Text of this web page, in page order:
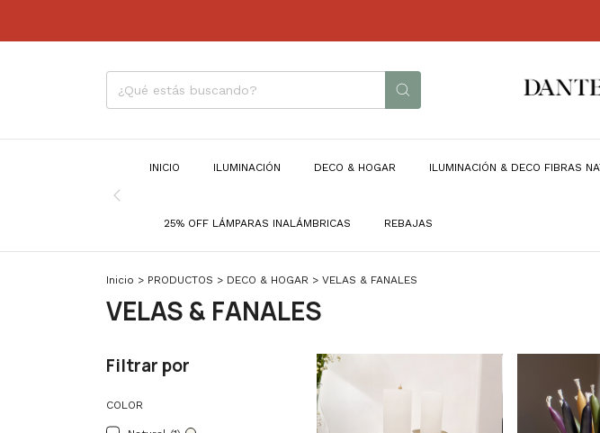
INICIO ILUMINACIÓN DECO & HOGAR ILUMINACIÓN & DECO FIBRAS
25% OFF LÁMPARAS INALÁMBRICAS REBAJAS
Inicio > PRODUCTOS > DECO & HOGAR > VELAS & FANALES
VELAS & FANALES
Filtrar por
COLOR